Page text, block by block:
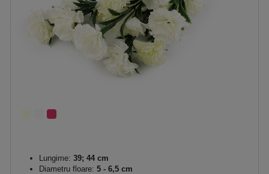
Lungime: 39; 44 cm
Diametru floare: 5 - 6,5 cm